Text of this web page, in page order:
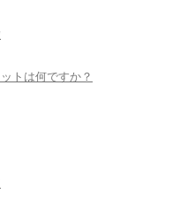
トは何ですか？